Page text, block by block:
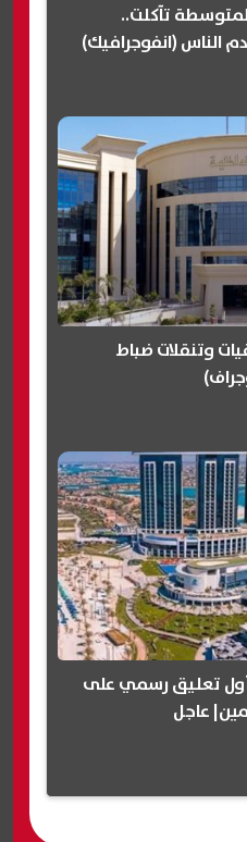
تآكلت..
الناس (انفوجرافيك)
وتنقلات ضباط
1000 دولار.. أول تعليق رسمي على
عاجل